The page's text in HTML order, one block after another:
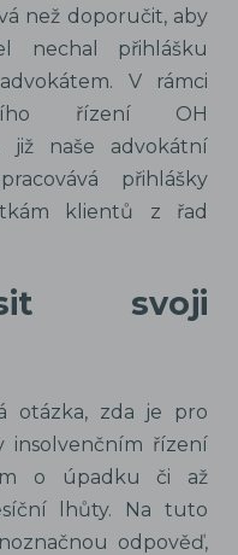
než doporučit, aby
nechal přihlášku
V rámci
řízení OH
již naše advokátní
přihlášky
klientů z řad
svoji
otázka, zda je pro
insolvenčním řízení
o úpadku či až
lhůty. Na tuto
odpověď,